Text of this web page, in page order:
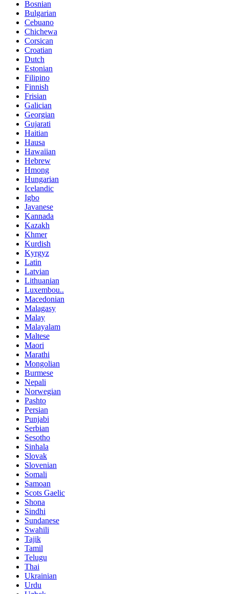
Bosnian
Bulgarian
Cebuano
Chichewa
Corsican
Croatian
Dutch
Estonian
Filipino
Finnish
Frisian
Galician
Georgian
Gujarati
Haitian
Hausa
Hawaiian
Hebrew
Hmong
Hungarian
Icelandic
Igbo
Javanese
Kannada
Kazakh
Khmer
Kurdish
Kyrgyz
Latin
Latvian
Lithuanian
Luxembou..
Macedonian
Malagasy
Malay
Malayalam
Maltese
Maori
Marathi
Mongolian
Burmese
Nepali
Norwegian
Pashto
Persian
Punjabi
Serbian
Sesotho
Sinhala
Slovak
Slovenian
Somali
Samoan
Scots Gaelic
Shona
Sindhi
Sundanese
Swahili
Tajik
Tamil
Telugu
Thai
Ukrainian
Urdu